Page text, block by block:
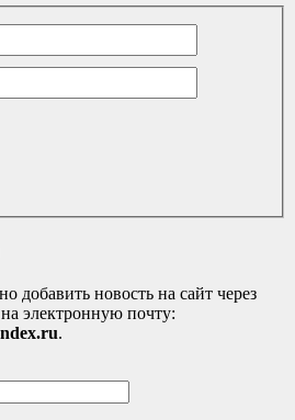
добавить новость на сайт через
электронную почту:
.